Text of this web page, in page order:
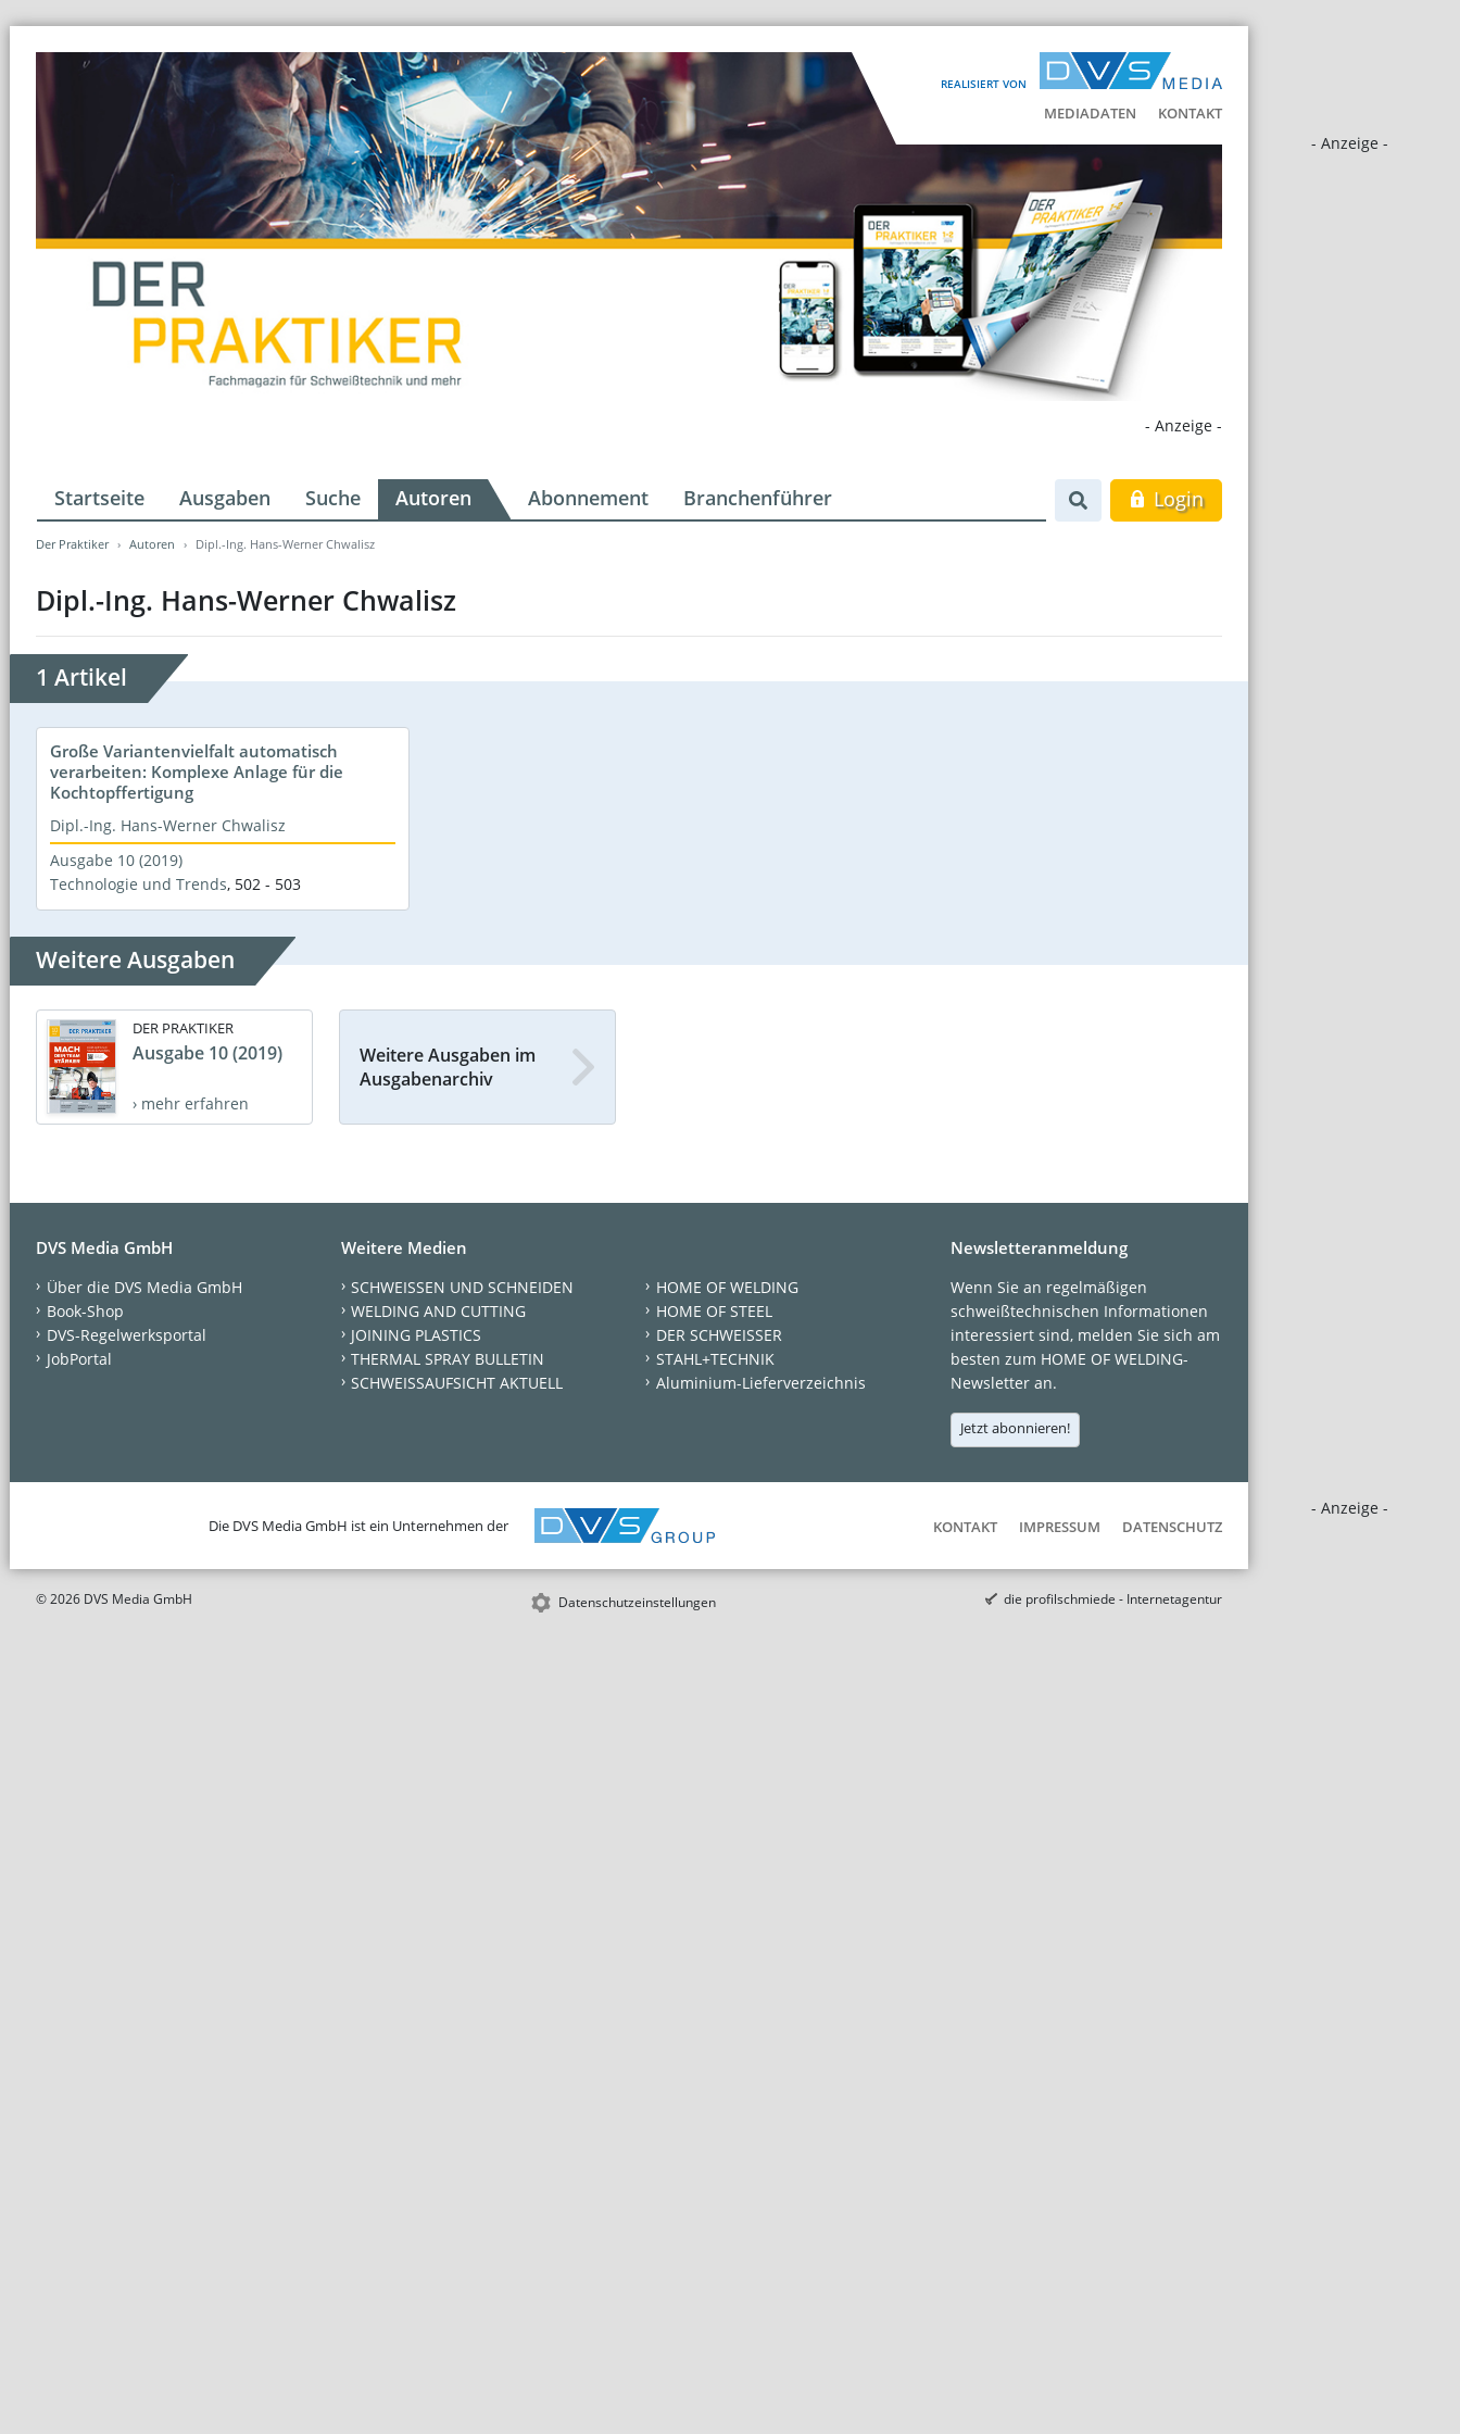
REALISIERT VON
MEDIADATEN KONTAKT
- Anzeige -
- Anzeige -
- Anzeige -
Startseite Ausgaben Suche Autoren Abonnement Branchenführer Login
Der Praktiker Autoren Dipl.-Ing. Hans-Werner Chwalisz
Dipl.-Ing. Hans-Werner Chwalisz
1 Artikel
Große Variantenvielfalt automatisch
verarbeiten: Komplexe Anlage für die
Kochtopffertigung
Dipl.-Ing. Hans-Werner Chwalisz
Ausgabe 10 (2019)
Technologie und Trends, 502 - 503
Weitere Ausgaben
DER PRAKTIKER
Ausgabe 10 (2019)
› mehr erfahren
Weitere Ausgaben im
Ausgabenarchiv
DVS Media GmbH
Über die DVS Media GmbH
Book-Shop
DVS-Regelwerksportal
JobPortal
Weitere Medien
SCHWEISSEN UND SCHNEIDEN
WELDING AND CUTTING
JOINING PLASTICS
THERMAL SPRAY BULLETIN
SCHWEISSAUFSICHT AKTUELL
HOME OF WELDING
HOME OF STEEL
DER SCHWEISSER
STAHL+TECHNIK
Aluminium-Lieferverzeichnis
Newsletteranmeldung
Wenn Sie an regelmäßigen
schweißtechnischen Informationen
interessiert sind, melden Sie sich am
besten zum HOME OF WELDING-
Newsletter an.
Jetzt abonnieren!
Die DVS Media GmbH ist ein Unternehmen der KONTAKT IMPRESSUM DATENSCHUTZ
© 2026 DVS Media GmbH Datenschutzeinstellungen die profilschmiede - Internetagentur